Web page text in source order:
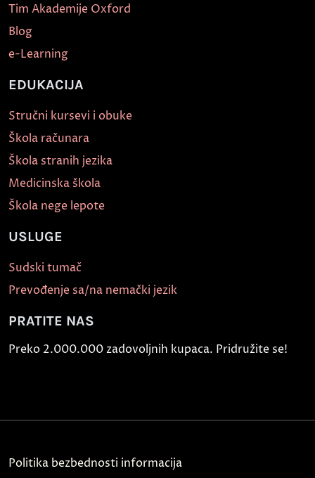
Tim Akademije Oxford
Blog
e-Learning
EDUKACIJA
Stručni kursevi i obuke
Škola računara
Škola stranih jezika
Medicinska škola
Škola nege lepote
USLUGE
Sudski tumač
Prevođenje sa/na nemački jezik
PRATITE NAS
Preko 2.000.000 zadovoljnih kupaca. Pridružite se!
Politika bezbednosti informacija